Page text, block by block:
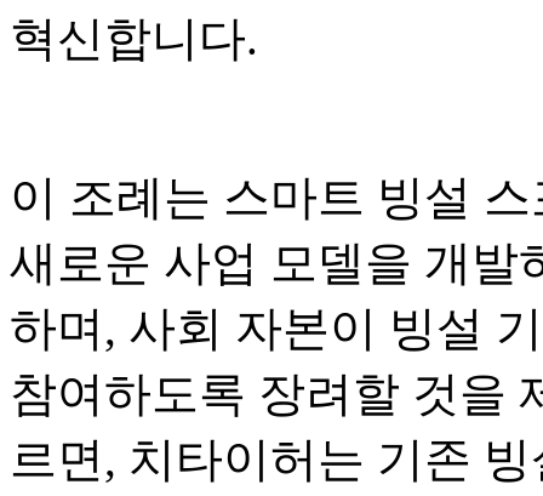
혁신합니다.
이 조례는 스마트 빙설
새로운 사업 모델을 개발
하며, 사회 자본이 빙설
참여하도록 장려할 것을
르면, 치타이허는 기존